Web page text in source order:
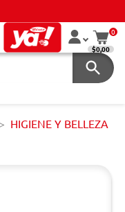
0
$0,00
HIGIENE Y BELLEZA